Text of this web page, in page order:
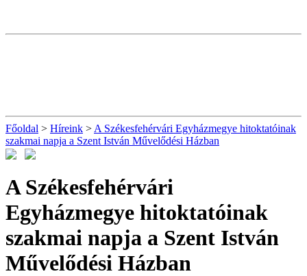
Főoldal > Híreink > A Székesfehérvári Egyházmegye hitoktatóinak
szakmai napja a Szent István Művelődési Házban
A Székesfehérvári
Egyházmegye hitoktatóinak
szakmai napja a Szent István
Művelődési Házban